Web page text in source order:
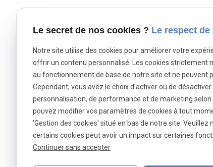
3
09 81
Le secret de nos cookies ? Le respect
Notre site utilise des cookies pour améliorer votre
offrir un contenu personnalisé. Les cookies strictement
au fonctionnement de base de notre site et ne peuvent
Cependant, vous avez le choix d'activer ou de désactiver
personnalisation, de performance et de marketing
pouvez modifier vos paramètres de cookies à tout
'Gestion des cookies' situé en bas de notre site. Veuillez
certains cookies peut avoir un impact sur certaines
Continuer sans accepter